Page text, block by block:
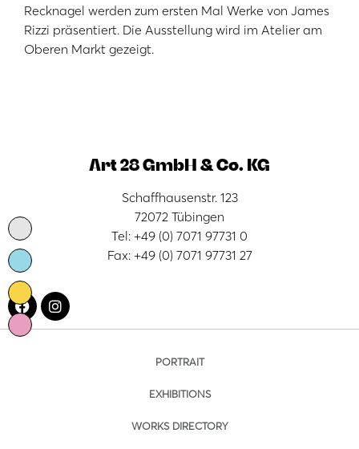
Recknagel werden zum ersten Mal Werke von James
Rizzi präsentiert. Die Ausstellung wird im Atelier am
Oberen Markt gezeigt.
Art 28 GmbH & Co. KG
Schaffhausenstr. 123
72072 Tübingen
Tel: +49 (0) 7071 97731 0
Fax: +49 (0) 7071 97731 27
PORTRAIT
EXHIBITIONS
WORKS DIRECTORY